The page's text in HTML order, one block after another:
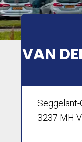
VAN
3237 MH